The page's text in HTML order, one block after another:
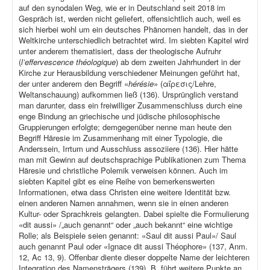
auf den synodalen Weg, wie er in Deutschland seit 2018 im
Gespräch ist, werden nicht geliefert, offensichtlich auch, weil es
sich hierbei wohl um ein deutsches Phänomen handelt, das in der
Weltkirche unterschiedlich betrachtet wird. Im siebten Kapitel wird
unter anderem thematisiert, dass der theologische Aufruhr
(l’effervescence théologique) ab dem zweiten Jahrhundert in der
Kirche zur Herausbildung verschiedener Meinungen geführt hat,
der unter anderem den Begriff «hérésie» (αἵρεσις/Lehre,
Weltanschauung) aufkommen ließ (136). Ursprünglich verstand
man darunter, dass ein freiwilliger Zusammenschluss durch eine
enge Bindung an griechische und jüdische philosophische
Gruppierungen erfolgte; demgegenüber nenne man heute den
Begriff Häresie im Zusammenhang mit einer Typologie, die
Anderssein, Irrtum und Ausschluss assoziiere (136). Hier hätte
man mit Gewinn auf deutschsprachige Publikationen zum Thema
Häresie und christliche Polemik verweisen können. Auch im
siebten Kapitel gibt es eine Reihe von bemerkenswerten
Informationen, etwa dass Christen eine weitere Identität bzw.
einen anderen Namen annahmen, wenn sie in einen anderen
Kultur- oder Sprachkreis gelangten. Dabei spielte die Formulierung
«dit aussi» /„auch genannt“ oder „auch bekannt“ eine wichtige
Rolle; als Beispiele seien genannt: «Saul dit aussi Paul»/ Saul
auch genannt Paul oder «Ignace dit aussi Théophore» (137, Anm.
12, Ac 13, 9). Offenbar diente dieser doppelte Name der leichteren